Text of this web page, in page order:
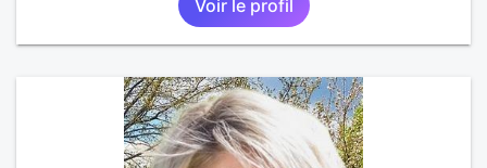
Voir le profil